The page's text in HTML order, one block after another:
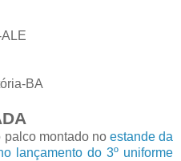
BA
montado no estande da
lançamento do 3º uniforme